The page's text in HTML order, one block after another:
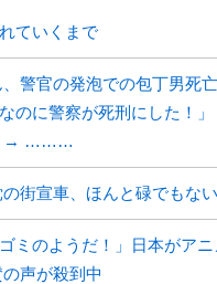
ていくまで
、警官の発泡での包丁男死
のに警察が死刑にした！
→ ………
の街宣車、ほんと碌でもな
ミのようだ！」日本がアニ
声が殺到中